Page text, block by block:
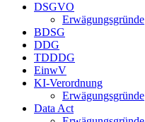
DSGVO
Erwägungsgründe
BDSG
DDG
TDDDG
EinwV
KI-Verordnung
Erwägungsgründe
Data Act